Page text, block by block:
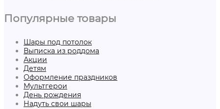
Популярные товары
Шары под потолок
Выписка из роддома
Акции
Детям
Оформление праздников
Мультгерои
День рождения
Надуть свои шары